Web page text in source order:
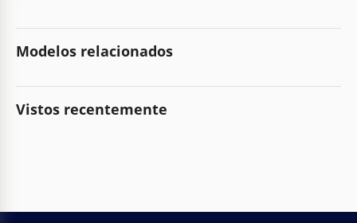
Modelos relacionados
Vistos recentemente